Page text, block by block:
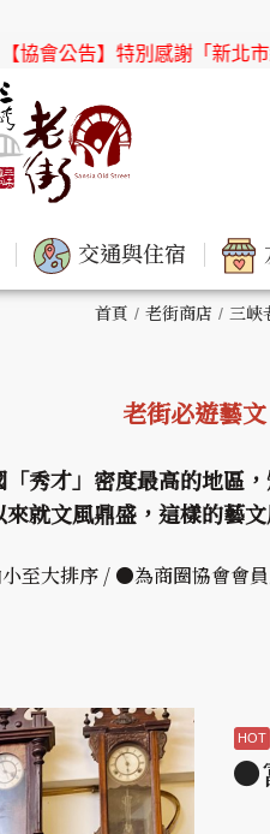
別感謝「新北市經濟發展局
交通與住宿
首頁 老街商店 三峽
老街必遊藝文
「秀才」密度最高的地區
來就文風鼎盛，這樣的藝
小至大排序 / ●為商圈協會會
●